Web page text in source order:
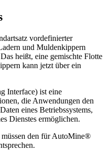
vordefinierter
und Muldenkippern
heißt, eine gemischte Flotte
kann jetzt über ein
Interface) ist eine
die Anwendungen den
eines Betriebssystems,
Dienstes ermöglichen.
den für AutoMine®